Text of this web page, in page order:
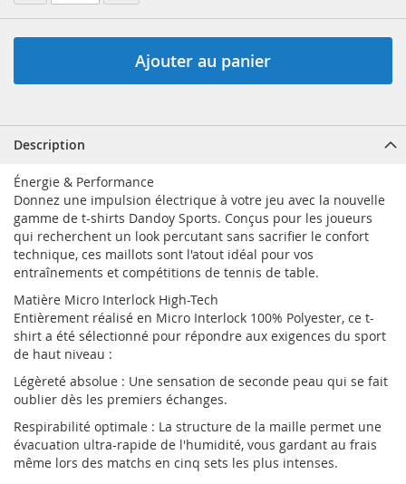
Ajouter au panier
Description
Énergie & Performance
Donnez une impulsion électrique à votre jeu avec la nouvelle
gamme de t-shirts Dandoy Sports. Conçus pour les joueurs
qui recherchent un look percutant sans sacrifier le confort
technique, ces maillots sont l'atout idéal pour vos
entraînements et compétitions de tennis de table.
Matière Micro Interlock High-Tech
Entièrement réalisé en Micro Interlock 100% Polyester, ce t-
shirt a été sélectionné pour répondre aux exigences du sport
de haut niveau :
Légèreté absolue : Une sensation de seconde peau qui se fait
oublier dès les premiers échanges.
Respirabilité optimale : La structure de la maille permet une
évacuation ultra-rapide de l'humidité, vous gardant au frais
même lors des matchs en cinq sets les plus intenses.